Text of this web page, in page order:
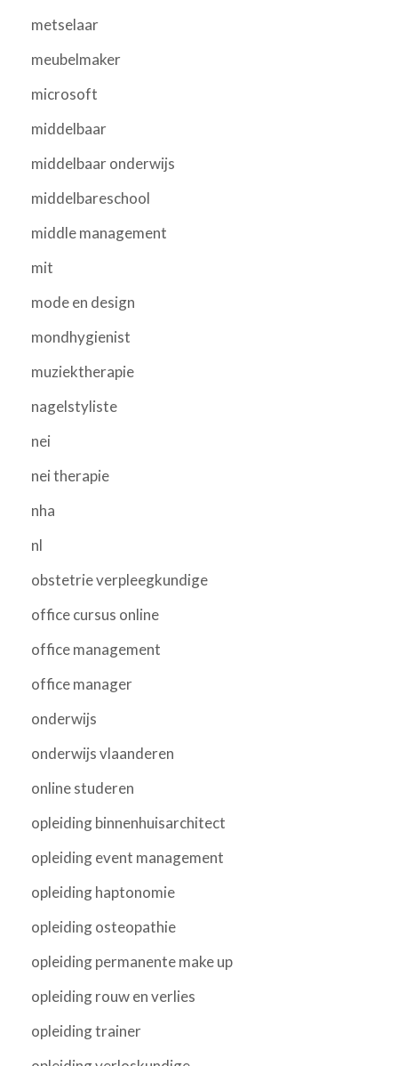
metselaar
meubelmaker
microsoft
middelbaar
middelbaar onderwijs
middelbareschool
middle management
mit
mode en design
mondhygienist
muziektherapie
nagelstyliste
nei
nei therapie
nha
nl
obstetrie verpleegkundige
office cursus online
office management
office manager
onderwijs
onderwijs vlaanderen
online studeren
opleiding binnenhuisarchitect
opleiding event management
opleiding haptonomie
opleiding osteopathie
opleiding permanente make up
opleiding rouw en verlies
opleiding trainer